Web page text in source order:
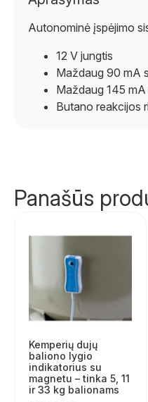
Autonominė įspėjimo
12 V jungtis
Maždaug 90 mA
Maždaug 145 mA
Butano reakcijos
Panašūs
Kemperių dujų
baliono lygio
indikatorius su
magnetu – tinka 5, 11
ir 33 kg balionams